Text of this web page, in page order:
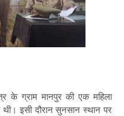
के ग्राम मानपुर की एक महिला
इसी दौरान सुनसान स्थान पर